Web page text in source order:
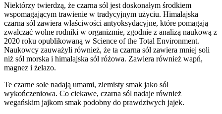
Niektórzy twierdzą, że czarna sól jest doskonałym środkiem
wspomagającym trawienie w tradycyjnym użyciu. Himalajska
czarna sól zawiera właściwości antyoksydacyjne, które pomagają
zwalczać wolne rodniki w organizmie, zgodnie z analizą naukową z
2020 roku opublikowaną w Science of the Total Environment.
Naukowcy zauważyli również, że ta czarna sól zawiera mniej soli
niż sól morska i himalajska sól różowa. Zawiera również wapń,
magnez i żelazo.
Te czarne sole nadają umami, ziemisty smak jako sól
wykończeniowa. Co ciekawe, czarna sól nadaje również
wegańskim jajkom smak podobny do prawdziwych jajek.